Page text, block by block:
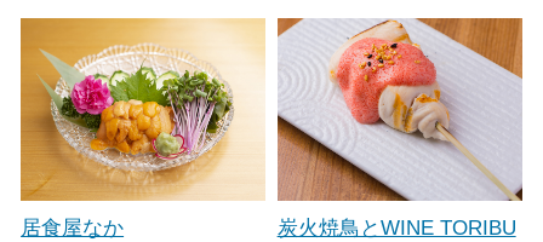
居食屋なか 炭火焼鳥とWINE TORIBU